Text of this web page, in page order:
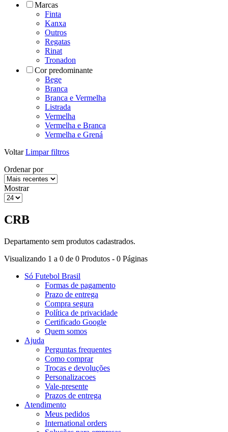
Marcas
Finta
Kanxa
Outros
Regatas
Rinat
Tronadon
Cor predominante
Bege
Branca
Branca e Vermelha
Listrada
Vermelha
Vermelha e Branca
Vermelha e Grená
Voltar Limpar filtros
Ordenar por
Mostrar
CRB
Departamento sem produtos cadastrados.
Visualizando 1 a 0 de 0 Produtos - 0 Páginas
Só Futebol Brasil
Formas de pagamento
Prazo de entrega
Compra segura
Política de privacidade
Certificado Google
Quem somos
Ajuda
Perguntas frequentes
Como comprar
Trocas e devoluções
Personalizacoes
Vale-presente
Prazos de entrega
Atendimento
Meus pedidos
International orders